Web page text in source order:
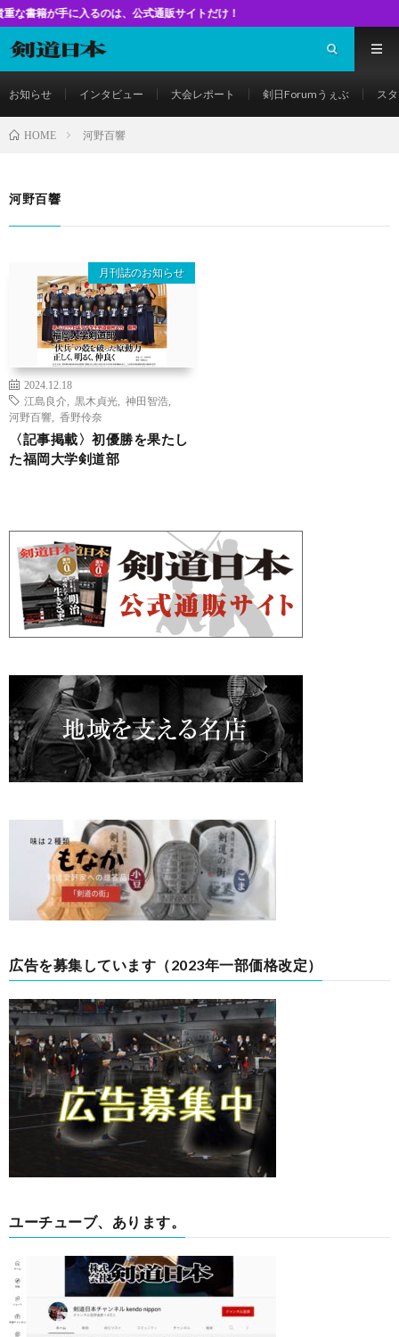
に入るのは、公式通販サイトだけ！
お知らせ インタビュー 大会レポート 剣日Forumうぇぶ ス
HOME 河野百響
河野百響
月刊誌のお知らせ
2024.12.18
江島良介
黒木貞光 神田智浩
河野百響
香野伶奈
〈記事掲載〉初優勝を果たし
た福岡大学剣道部
広告を募集しています（2023年一部価格改定）
ユーチューブ、あります。